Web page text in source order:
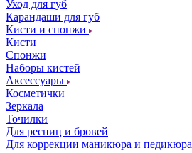
Уход для губ
Карандаши для губ
Кисти и спонжи
Кисти
Спонжи
Наборы кистей
Аксессуары
Косметички
Зеркала
Точилки
Для ресниц и бровей
Для коррекции маникюра и педикюра